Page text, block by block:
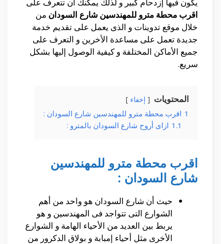
اقرب محطة مترو للمهندسين شارع السودان من
خلال موقع تدوينات و الذى يعمل على تقديم خدمة
جديدة تعمل على مساعدة الأخرين و التعرف على
جميع الأماكن المختلفة و كيفية الوصول إليها بشكل
سريع.
المحتويات إخفاء
1 اقرب محطة مترو للمهندسين شارع السودان :
1.1 ازاى أروح شارع السودان بالمترو :
اقرب محطة مترو للمهندسين
شارع السودان :
حيث أن شارع السودان هو واحد من أهم
الشوارع التى تتواجد فى المهندسين و هو
يربط بين العديد من الأحياء الهامة و الشوارع
الأخرى مثل أحياء إمبابة و بولاق الدكرور من